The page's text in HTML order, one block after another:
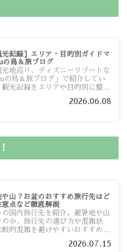
光記録】エリア・目的別ガイドマ
鳥＆旅ブログ
地巡り、ディズニーリゾートな
の鳥＆旅ブログ」で紹介してい
観光記録をエリアや目的別に整理
スムーズに見つけていただけま
2026.06.08
や山？お盆のおすすめ旅行先はど
意点など徹底解説
国内旅行先を紹介。避暑地や山
のか、旅行先の選び方や混雑状
的混雑を避けやすいおすすめス
2026.07.15